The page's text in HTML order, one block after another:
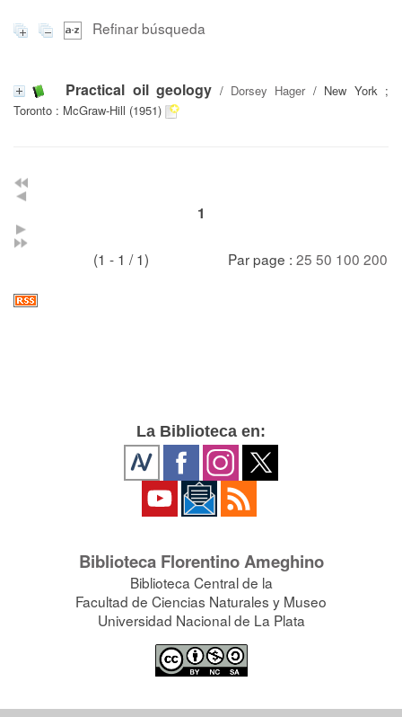
Refinar búsqueda
Practical oil geology / Dorsey Hager/ New York ;
Toronto : McGraw-Hill (1951)
1
(1 - 1 / 1) Par page : 25 50 100 200
La Biblioteca en:
Biblioteca Florentino Ameghino
Biblioteca Central de la
Facultad de Ciencias Naturales y Museo
Universidad Nacional de La Plata